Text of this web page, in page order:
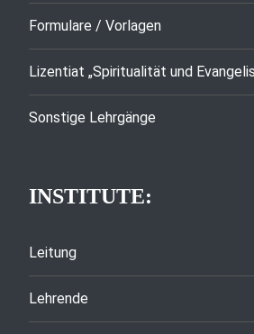
Formulare / Vorlagen
Lizentiat „Spiritualität und
Sonstige Lehrgänge
INSTITUTE:
Leitung
Lehrende